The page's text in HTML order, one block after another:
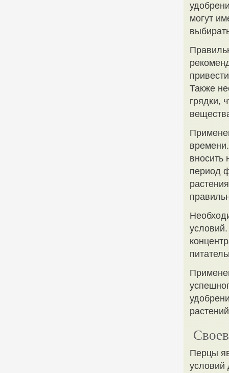
могут
Также
грядки,
вносить
период
Перцы
условий